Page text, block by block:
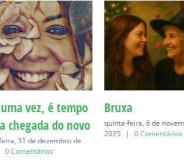
vez, é tempo
chegada do novo
31 de dezembro de
0 Comentários
Bruxa
quinta-feira, 6 de
2025
| 0 Comentários